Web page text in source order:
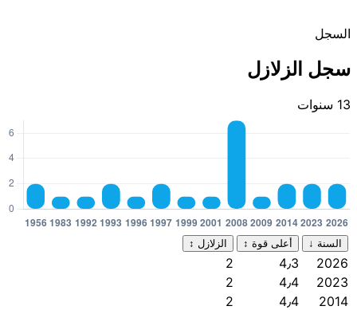
السجل
سجل الزلازل
13 سنوات
السنة ↓ أعلى قوة ↕ الزلازل ↕
2026 4٫3
2
2023
4٫4
2
2014
4٫4
2